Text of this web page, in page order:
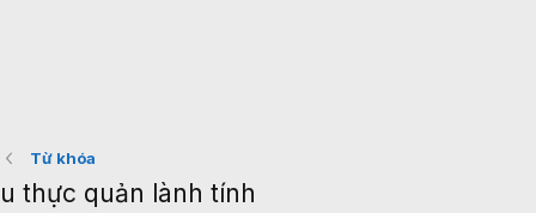
Từ khóa
u thực quản lành tính